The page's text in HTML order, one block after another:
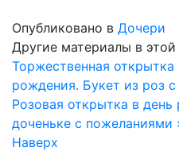
Опубликовано в Дочери
Другие материалы в этой
Торжественная
рождения. Букет из роз
Розовая открытка в
доченьке с пожеланиями
Наверх